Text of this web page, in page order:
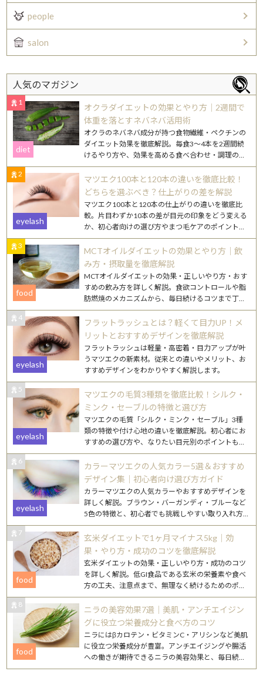
people
salon
人気のマガジン
1
オクラダイエットの効果とやり方｜2週間で
体重を落とすネバネバ活用術
diet
オクラのネバネバ成分が持つ食物繊維・ペクチンの
ダイエット効果を徹底解説。毎食3〜4本を2週間続
けるやり方や、効果を高める食べ合わせ・調理のコ
ツを紹介します。
2
マツエク100本と120本の違いを徹底比較！
どちらを選ぶべき？仕上がりの差を解説
eyelash
マツエク100本と120本の仕上がりの違いを徹底比
較。片目わずか10本の差が目元の印象をどう変える
か、初心者向けの選び方やまつ毛ケアのポイントも
詳しく解説します。
3
MCTオイルダイエットの効果とやり方｜飲
み方・摂取量を徹底解説
food
MCTオイルダイエットの効果・正しいやり方・おす
すめの飲み方を詳しく解説。食欲コントロールや脂
肪燃焼のメカニズムから、毎日続けるコツまで丁寧
にご紹介します。
4
フラットラッシュとは？軽くて目力UP！メ
リットとおすすめデザインを徹底解説
eyelash
フラットラッシュは軽量・高密着・目力アップが叶
うマツエクの新素材。従来との違いやメリット、お
すすめデザインをわかりやすく解説します。
5
マツエクの毛質3種類を徹底比較！シルク・
ミンク・セーブルの特徴と選び方
eyelash
マツエクの毛質「シルク・ミンク・セーブル」3種
類の特徴や付け心地の違いを徹底解説。初心者にお
すすめの選び方や、なりたい目元別のポイントもご
紹介します。
6
カラーマツエクの人気カラー5選＆おすすめ
デザイン集｜初心者向け選び方ガイド
eyelash
カラーマツエクの人気カラーやおすすめデザインを
詳しく解説。ブラウン・バーガンディ・ブルーなど
5色の特徴と、初心者でも挑戦しやすい取り入れ方
を紹介します。
7
玄米ダイエットで1ヶ月マイナス5kg｜効
果・やり方・成功のコツを徹底解説
food
玄米ダイエットの効果・正しいやり方・成功のコツ
を詳しく解説。低GI食品である玄米の栄養素や食べ
方の工夫、注意点まで、無理なく続けるためのポイ
ントをまとめました。
8
ニラの美容効果7選｜美肌・アンチエイジン
グに役立つ栄養成分と食べ方のコツ
food
ニラにはβカロテン・ビタミンC・アリシンなど美肌
に役立つ栄養成分が豊富。アンチエイジングや腸活
への働きが期待できるニラの美容効果と、毎日続け
やすいレシピを詳しく紹介します。